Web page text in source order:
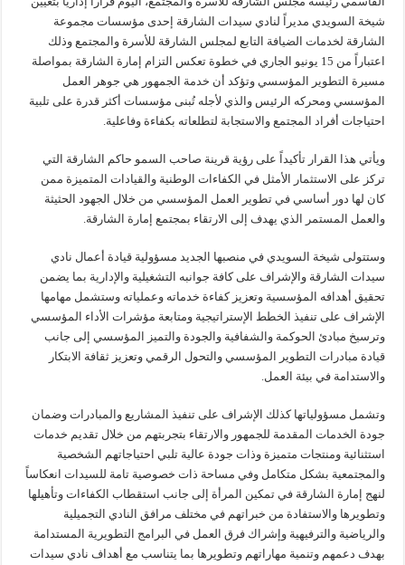
شيخة السويدي مديراً لنادي سيدات الشارقة إحدى مؤسسات مجموعة
الشارقة لخدمات الضيافة التابع لمجلس الشارقة للأسرة والمجتمع وذلك
اعتباراً من 15 يونيو الجاري في خطوة تعكس التزام إمارة الشارقة بمواصلة
مسيرة التطوير المؤسسي وتؤكد أن خدمة الجمهور هي جوهر العمل
المؤسسي ومحركه الرئيس والذي لأجله تُبنى مؤسسات أكثر قدرة على تلبية
احتياجات أفراد المجتمع والاستجابة لتطلعاته بكفاءة وفاعلية.
ويأتي هذا القرار تأكيداً على رؤية قرينة صاحب السمو حاكم الشارقة التي
تركز على الاستثمار الأمثل في الكفاءات الوطنية والقيادات المتميزة ممن
كان لها دور أساسي في تطوير العمل المؤسسي من خلال الجهود الحثيثة
والعمل المستمر الذي يهدف إلى الارتقاء بمجتمع إمارة الشارقة.
وستتولى شيخة السويدي في منصبها الجديد مسؤولية قيادة أعمال نادي
سيدات الشارقة والإشراف على كافة جوانبه التشغيلية والإدارية بما يضمن
تحقيق أهدافه المؤسسية وتعزيز كفاءة خدماته وعملياته وستشمل مهامها
الإشراف على تنفيذ الخطط الإستراتيجية ومتابعة مؤشرات الأداء المؤسسي
وترسيخ مبادئ الحوكمة والشفافية والجودة والتميز المؤسسي إلى جانب
قيادة مبادرات التطوير المؤسسي والتحول الرقمي وتعزيز ثقافة الابتكار
والاستدامة في بيئة العمل.
وتشمل مسؤولياتها كذلك الإشراف على تنفيذ المشاريع والمبادرات وضمان
جودة الخدمات المقدمة للجمهور والارتقاء بتجربتهم من خلال تقديم خدمات
استثنائية ومنتجات متميزة وذات جودة عالية تلبي احتياجاتهم الشخصية
والمجتمعية بشكل متكامل وفي مساحة ذات خصوصية تامة للسيدات انعكاساً
لنهج إمارة الشارقة في تمكين المرأة إلى جانب استقطاب الكفاءات وتأهيلها
وتطويرها والاستفادة من خبراتهم في مختلف مرافق النادي التجميلية
والرياضية والترفيهية وإشراك فرق العمل في البرامج التطويرية المستدامة
بهدف دعمهم وتنمية مهاراتهم وتطويرها بما يتناسب مع أهداف نادي سيدات